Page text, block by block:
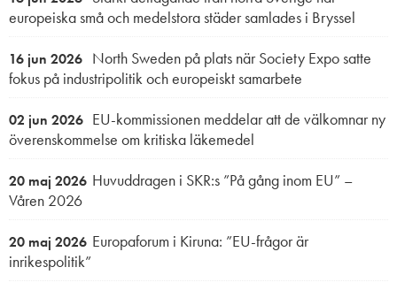
europeiska små och medelstora städer samlades i Bryssel
16 jun 2026 North Sweden på plats när Society Expo satte
fokus på industripolitik och europeiskt samarbete
02 jun 2026 EU-kommissionen meddelar att de välkomnar ny
överenskommelse om kritiska läkemedel
20 maj 2026 Huvuddragen i SKR:s ”På gång inom EU” –
Våren 2026
20 maj 2026 Europaforum i Kiruna: ”EU-frågor är
inrikespolitik”